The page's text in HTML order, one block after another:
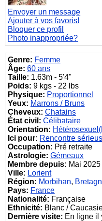
Envoyer un message
Ajouter à vos favoris!
Bloquer ce profil
Photo inappropriée?
Genre: Femme
Âge: 60 ans
Taille: 1.63m - 5'4"
Poids: 9 kgs - 22 lbs
Physique: Proportionnel
Yeux: Marrons / Bruns
Cheveux: Chatains
État civil: Célibataire
Orientation:
Ici pour: Rencontre
Occupation: Pré retraite
Astrologie: Gémeaux
Membre depuis: Mai 2025
Ville: Lorient
Région: Morbihan,
Pays: France
Nationalité: Française
Ethnicité: Blanc /
Dernière visite: En ligne il